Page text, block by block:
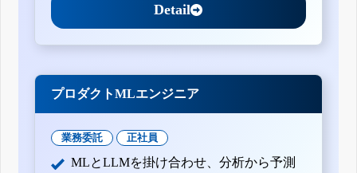
Detail
プロダクトMLエンジニア
業務委託 正社員
MLとLLMを掛け合わせ、分析から予測